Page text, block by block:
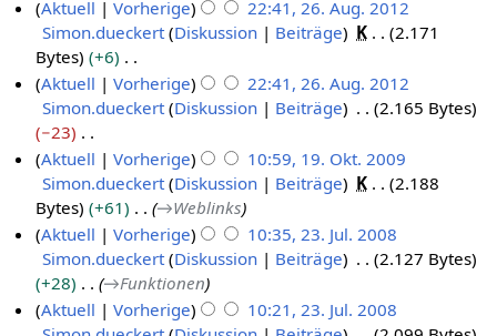
g
s
u
n
g
f
a
s
s
u
n
g
m
e
n
f
a
s
s
u
n
g
s
z
u
s
a
m
m
e
n
f
a
s
s
e
B
e
a
r
b
e
i
u
n
g
s
M
z
1g
1
Aktuell Vorherige
22:41, 26. Aug. 2012
Simon.dueckert Diskussion Beiträge K
2.171
Bytes
+6
K
e
i
n
e
B
e
a
r
b
e
Aktuell Vorherige
22:41, 26. Aug. 2012
Simon.dueckert Diskussion Beiträge
2.165 Bytes
−23
K
e
i
n
e
B
e
a
Aktuell Vorherige
10:59, 19. Okt. 2009
Simon.dueckert Diskussion Beiträge K
2.188
Bytes
+61 →Weblinks
Aktuell Vorherige
10:35, 23. Jul. 2008
Simon.dueckert Diskussion Beiträge
2.127 Bytes
+28
→Funktionen
Aktuell
Vorherige
10:21, 23. Jul. 2008